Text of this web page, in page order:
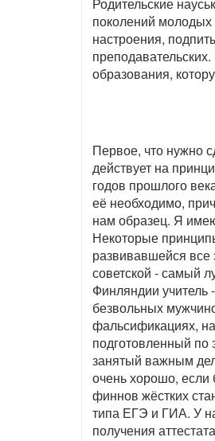
Родительские
поколений молодых
настроения,
образования,
Первое, что нужно
действует на
годов прошлого
её необходимо,
нам образец. Я
Некоторые
развивавшейся
советской - самый
Финляндии учитель
безвольных
фальсификациях,
подготовленный
занятый важным
очень хорошо, если
финнов жёстких
типа ЕГЭ и ГИА. У
получения